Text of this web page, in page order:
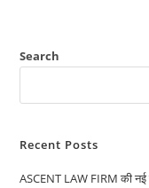
Search
Recent Posts
ASCENT LAW FIRM की